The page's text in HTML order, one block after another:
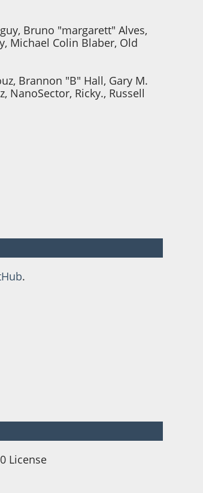
Bruno "margarett" Alves,
Michael Colin Blaber, Old
Brannon "B" Hall, Gary M.
NanoSector, Ricky., Russell
.
License